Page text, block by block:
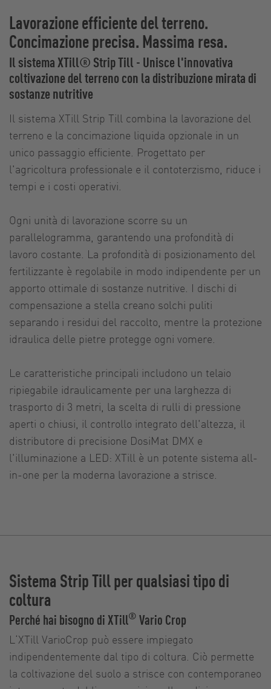
Lavorazione efficiente del terreno.
Concimazione precisa. Massima resa.
Il sistema XTill® Strip Till - Unisce l'innovativa
coltivazione del terreno con la distribuzione mirata di
sostanze nutritive
Il sistema XTill Strip Till combina la lavorazione del
terreno e la concimazione liquida opzionale in un
unico passaggio efficiente. Progettato per
l'agricoltura professionale e il contoterzismo, riduce i
tempi e i costi operativi.
Ogni unità di lavorazione scorre su un
parallelogramma, garantendo una profondità di
lavoro costante. La profondità di posizionamento del
fertilizzante è regolabile in modo indipendente per un
apporto ottimale di sostanze nutritive. I dischi di
compensazione a stella creano solchi puliti
separando i residui del raccolto, mentre la protezione
idraulica delle pietre protegge ogni vomere.
Le caratteristiche principali includono un telaio
ripiegabile idraulicamente per una larghezza di
trasporto di 3 metri, la scelta di rulli di pressione
aperti o chiusi, il controllo integrato dell'altezza, il
distributore di precisione DosiMat DMX e
l'illuminazione a LED: XTill è un potente sistema all-
in-one per la moderna lavorazione a strisce.
Sistema Strip Till per qualsiasi tipo di
coltura
Perché hai bisogno di XTill® Vario Crop
L‘XTill VarioCrop può essere impiegato
indipendentemente dal tipo di coltura. Ciò permette
la coltivazione del suolo a strisce con contemporaneo